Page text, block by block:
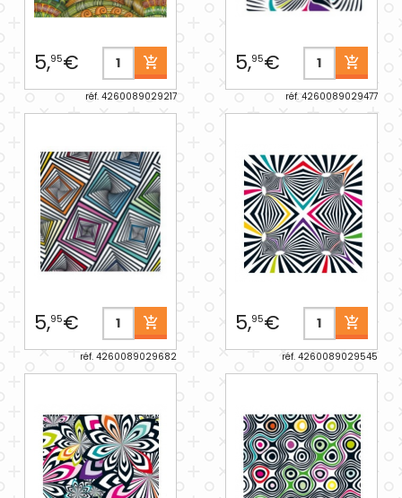
5,95€
réf. 4260089029217
5,95€
réf. 4260089029477
5,95€
réf. 4260089029682
5,95€
réf. 4260089029545